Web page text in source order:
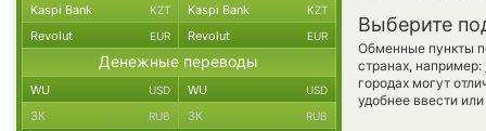
Выберите
Обменные пункты
странах, например:
городах могут
удобнее ввести
Kaspi Bank KZT Kaspi Bank KZT
Revolut EUR Revolut EUR
Денежные переводы
WU USD WU USD
ЗК RUB ЗК RUB